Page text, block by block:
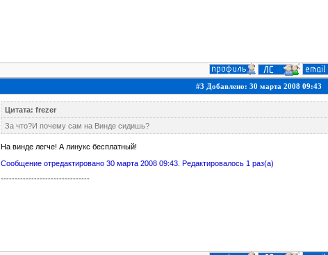
#3 Добавлено: 30 марта 2008 09:43
Цитата: frezer
За что?И почему сам на Винде сидишь?
На винде легче! А линукс бесплатный!
Сообщение отредактировано 30 марта 2008 09:43. Редактировалось 1 раз(а)
--------------------------------